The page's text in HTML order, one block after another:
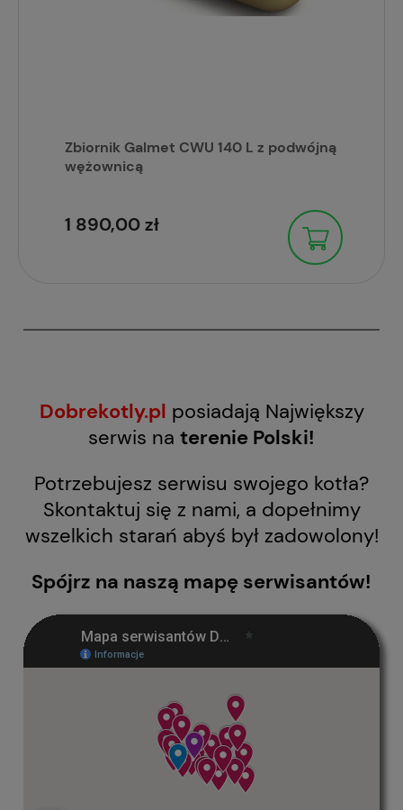
Zbiornik Galmet CWU 140 L z podwójną
wężownicą
1 890,00 zł
Dobrekotly.pl posiadają Największy
serwis na terenie Polski!
Potrzebujesz serwisu swojego kotła?
Skontaktuj się z nami, a dopełnimy
wszelkich starań abyś był zadowolony!
Spójrz na naszą mapę serwisantów!